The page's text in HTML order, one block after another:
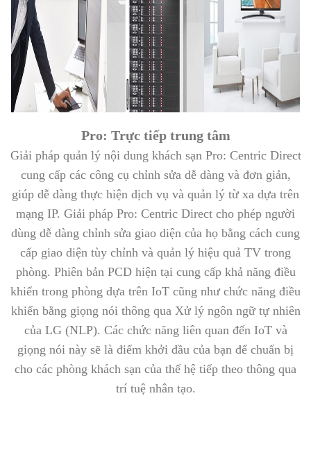
Pro: Trực tiếp trung tâm
Giải pháp quản lý nội dung khách sạn Pro: Centric Direct
cung cấp các công cụ chỉnh sửa dễ dàng và đơn giản,
giúp dễ dàng thực hiện dịch vụ và quản lý từ xa dựa trên
mạng IP. Giải pháp Pro: Centric Direct cho phép người
dùng dễ dàng chỉnh sửa giao diện của họ bằng cách cung
cấp giao diện tùy chỉnh và quản lý hiệu quả TV trong
phòng. Phiên bản PCD hiện tại cung cấp khả năng điều
khiển trong phòng dựa trên IoT cũng như chức năng điều
khiển bằng giọng nói thông qua Xử lý ngôn ngữ tự nhiên
của LG (NLP). Các chức năng liên quan đến IoT và
giọng nói này sẽ là điểm khởi đầu của bạn để chuẩn bị
cho các phòng khách sạn của thế hệ tiếp theo thông qua
trí tuệ nhân tạo.